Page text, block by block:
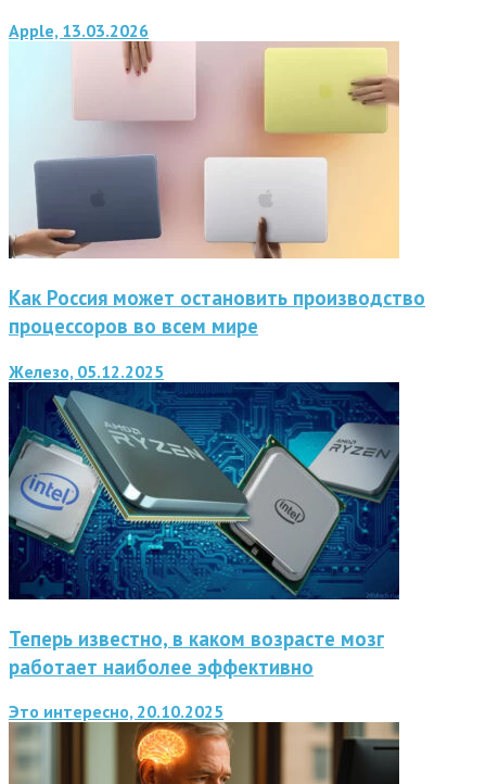
Apple, 13.03.2026
Как Россия может остановить производство
процессоров во всем мире
Железо, 05.12.2025
Теперь известно, в каком возрасте мозг
работает наиболее эффективно
Это интересно, 20.10.2025